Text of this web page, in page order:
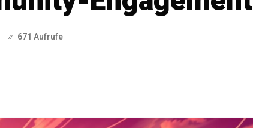
671 Aufrufe